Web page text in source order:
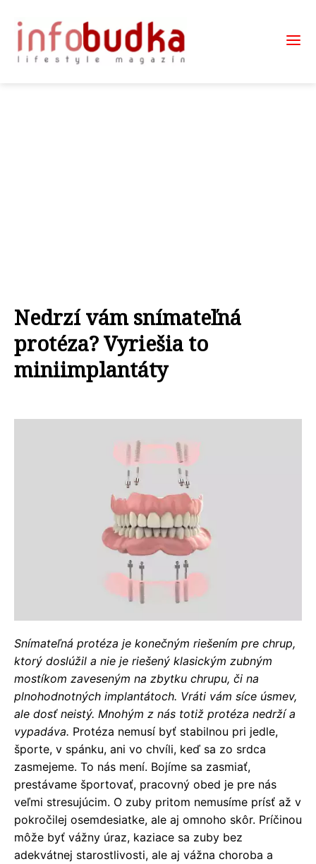
Nedrzí vám snímateľná
protéza? Vyriešia to
miniimplantáty
Snímateľná protéza je konečným riešením pre chrup,
ktorý doslúžil a nie je riešený klasickým zubným
mostíkom zaveseným na zbytku chrupu, či na
plnohodnotných implantátoch. Vráti vám síce úsmev,
ale dosť neistý. Mnohým z nás totiž protéza nedrží a
vypadáva. Protéza nemusí byť stabilnou pri jedle,
športe, v spánku, ani vo chvíli, keď sa zo srdca
zasmejeme. To nás mení. Bojíme sa zasmiať,
prestávame športovať, pracovný obed je pre nás
veľmi stresujúcim. O zuby pritom nemusíme prísť až v
pokročilej osemdesiatke, ale aj omnoho skôr. Príčinou
môže byť vážny úraz, kaziace sa zuby bez
adekvátnej starostlivosti, ale aj vážna choroba a